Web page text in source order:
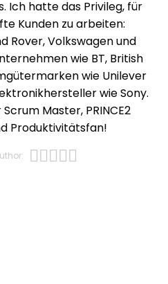
Ich hatte das Privileg, für
Kunden zu arbeiten:
Rover, Volkswagen und
wie BT, British
wie Unilever
wie Sony.
Master, PRINCE2
Produktivitätsfan!
Opens new
Opens new
Opens new
Opens